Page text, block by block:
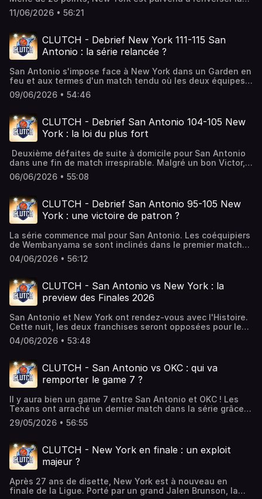
est hébergé par Podcastics, la plateforme pour créer et
diffuser votre podcast facilement.
rencontre et l'emporte sur le fil face à San Antonio dans
ce match 4. La franchise de Jalen Brunson a-t-elle réalisé
monumental de San Antonio ? Ce podcast est hébergé par
Podcastics, la plateforme pour créer et diffuser votre
podcast facilement.
11/06/2026 • 56:21
CLUTCH - Debrief New York 111-115 San
Antonio : la série relancée ?
San Antonio s'impose face à New York dans un Garden en
feu et aux termes d'un match tendu où les deux équipes
se sont rendus coup pour coup. Cette victoire permet à
Wembanyama et ses coéquipiers de recoller à 2-1 dans
les Texans. Auteur d'un match de patron, Wemby a
dominé Karl Anthony-Towns et a montré la voie dans un
match très tendu. San Antonio a-t-il montré son vrai
San Antonio peut-il remporter un deuxième match à New
York ? Clutch répond à toutes ces questions. Ce podcast
est hébergé par Podcastics, la plateforme pour créer et
diffuser votre podcast facilement.
09/06/2026 • 54:46
CLUTCH - Debrief San Antonio 104-105 New
York : la loi du plus fort
Deuxième défaites de suite à domicile pour San Antonio
dans une fin de match irrespirable. Malgré un bon Victor,
c'est encore New York qui fait la différence dans les
moments qui comptent, notamment grâce à une grosse
L'équipe de New York est-elle simplement trop forte pour
la franchise texane ? Les critiques autour de Wemby
sont-elles logiques ? Ce podcast est hébergé par
podcast facilement.
06/06/2026 • 55:08
CLUTCH - Debrief San Antonio 95-105 New
York : une victoire de patron ?
La série commence mal pour San Antonio. Les coéquipiers
de Wembanyama se sont inclinés dans le premier match
des finales et le Français n'a pas brillé. Est-ce une
victoire de patron pour New York ? Brunson est-il le joueur
Podcastics, la plateforme pour créer et diffuser votre
podcast facilement.
04/06/2026 • 56:12
CLUTCH - San Antonio vs New York : la
preview des Finales 2026
San Antonio et New York ont rendez-vous avec l'Histoire.
Cette nuit, les deux franchises seront opposées pour le
premier match de cette série qui s'annonce animée. Est-
ce la finale la plus excitante depuis 10 ans ? Qui va
affrontement.Ce podcast est hébergé par Podcastics, la
plateforme pour créer et diffuser votre podcast
facilement.
04/06/2026 • 53:48
CLUTCH - San Antonio vs OKC : qui va
remporter le game 7 ?
Il y aura bien un game 7 entre San Antonio et OKC ! Les
Texans ont arraché un dernier match dans la série grâce à
une victoire 118-91 dans le game 6. Porté par un grand
Wembanyama (28 points, 10 rebonds, 3 contres), San
Comment expliquer cette nouvelle grande performance ?
Ce podcast est hébergé par Podcastics, la plateforme
pour créer et diffuser votre podcast facilement.
29/05/2026 • 56:55
CLUTCH - New York en finale : un exploit
majeur ?
Après 27 ans de disette, New York est à nouveau en
finale de la Ligue. Porté par un grand Jalen Brunson, la